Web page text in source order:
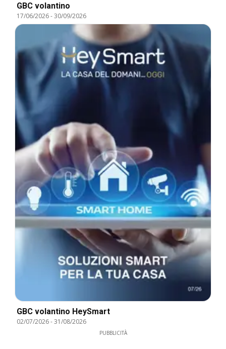
GBC volantino
17/06/2026-30/09/2026
GBC volantino HeySmart
02/07/2026-31/08/2026
PUBBLICITÀ